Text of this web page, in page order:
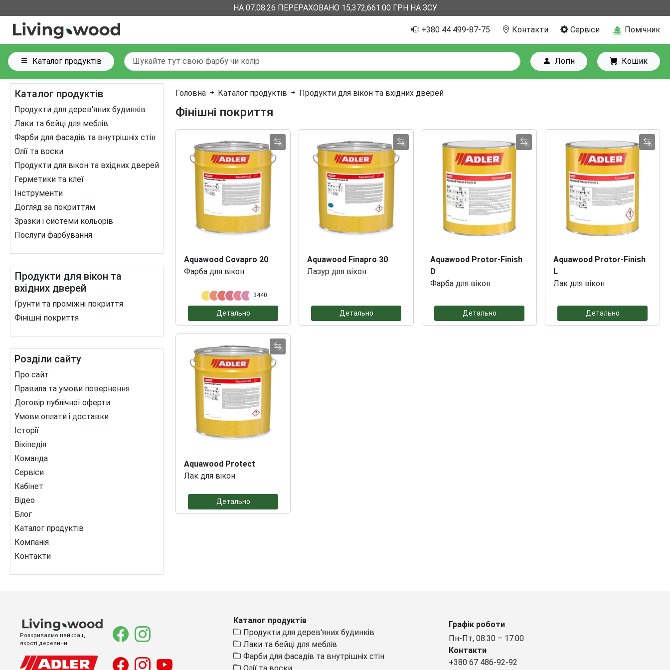
НА 07.08.26 ПЕРЕРАХОВАНО 15,372,661.00 ГРН НА ЗСУ
+380 44 499-87-75 Контакти Сервіси Помічник
Каталог продуктів Логін Кошик
Каталог продуктів
Продукти для дерев'яних будинків
Лаки та бейці для меблів
Фарби для фасадів та внутрішніх стін
Олії та воски
Продукти для вікон та вхідних дверей
Герметики та клеї
Інструменти
Догляд за покриттям
Зразки і системи кольорів
Послуги фарбування
Продукти для вікон та
вхідних дверей
Грунти та проміжні покриття
Фінішні покриття
Розділи сайту
Про сайт
Правила та умови повернення
Договір публічної оферти
Умови оплати і доставки
Історії
Вікіпедія
Команда
Сервіси
Кабінет
Відео
Блог
Каталог продуктів
Компанія
Контакти
Головна Каталог продуктів Продукти для вікон та вхідних дверей
Фінішні покриття
Aquawood Covapro 20
Фарба для вікон
3440
Детально
Aquawood Finapro 30
Лазур для вікон
Детально
Aquawood Protor-Finish
D
Фарба для вікон
Детально
Aquawood Protor-Finish
L
Лак для вікон
Детально
Aquawood Protect
Лак для вікон
Детально
Розкриваємо найкращі
якості деревини
Каталог продуктів
Продукти для дерев'яних будинків
Лаки та бейці для меблів
Фарби для фасадів та внутрішніх стін
Графік роботи
Пн-Пт, 08:30 – 17:00
Контакти
+380 67 486-92-92